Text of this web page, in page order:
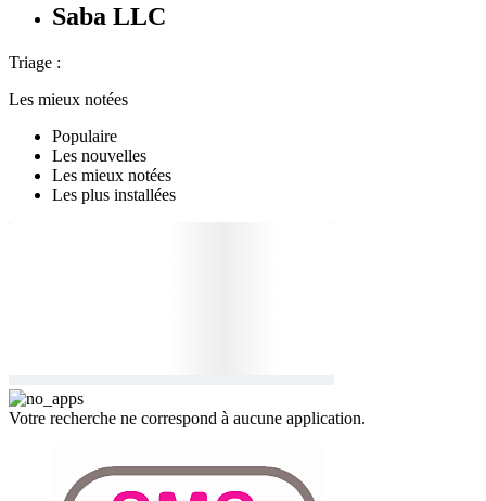
Saba LLC
Triage :
Les mieux notées
Populaire
Les nouvelles
Les mieux notées
Les plus installées
Votre recherche ne correspond à aucune application.